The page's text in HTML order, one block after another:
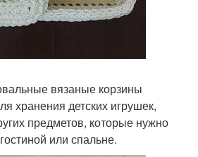
вязаные корзины
хранения детских игрушек,
предметов, которые нужно
или спальне.